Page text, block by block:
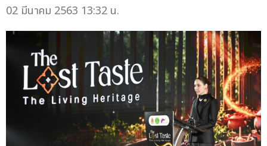
02 มีนาคม 2563 13:32 น.